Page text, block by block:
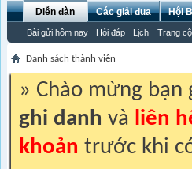
Diễn đàn
Bài gửi hôm nay Hỏi đáp Lịch Trang
Các giải đua Hội
Danh sách thành viên
» Chào mừng
ghi danh và liên
khoản trước khi